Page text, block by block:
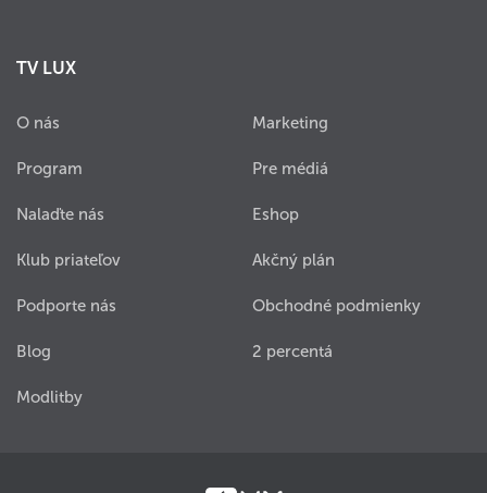
TV LUX
O nás
Program
Nalaďte nás
Klub priateľov
Podporte nás
Blog
Modlitby
Marketing
Pre médiá
Eshop
Akčný plán
Obchodné podmienky
2 percentá